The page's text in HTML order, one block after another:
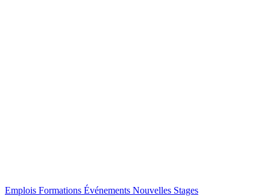
Emplois Formations Événements Nouvelles Stages